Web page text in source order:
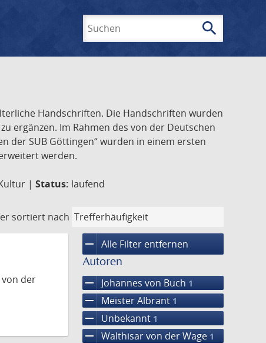
search
Handschriften. Die Handschriften wurden
ergänzen. Im Rahmen des von der Deutschen
der SUB Göttingen“ wurden in einem ersten
werden.
| Status: laufend
sortiert nach
remove Alle Filter entfernen
Autoren
remove Johannes von Buch 1
remove Meister Albrant 1
remove Unbekannt 1
remove Walthisar von der Wage 1
der